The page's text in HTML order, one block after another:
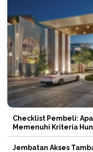
Checklist Pembeli:
Memenuhi Kriteria
Jembatan Akses